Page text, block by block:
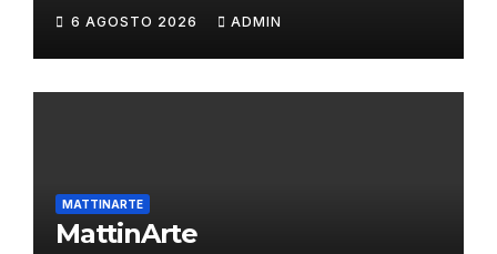
6 AGOSTO 2026 ADMIN
MATTINARTE
MattinArte